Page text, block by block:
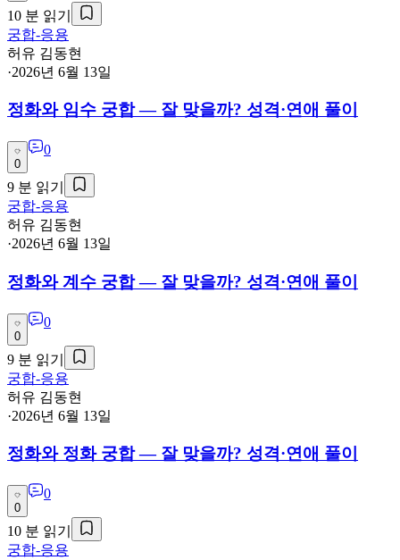
10 분 읽기
궁합-응용
허유 김동현
·2026년 6월 13일
정화와 임수 궁합 — 잘 맞을까? 성격·연애 풀이
0
0
9 분 읽기
궁합-응용
허유 김동현
·2026년 6월 13일
정화와 계수 궁합 — 잘 맞을까? 성격·연애 풀이
0
0
9 분 읽기
궁합-응용
허유 김동현
·2026년 6월 13일
정화와 정화 궁합 — 잘 맞을까? 성격·연애 풀이
0
0
10 분 읽기
궁합-응용